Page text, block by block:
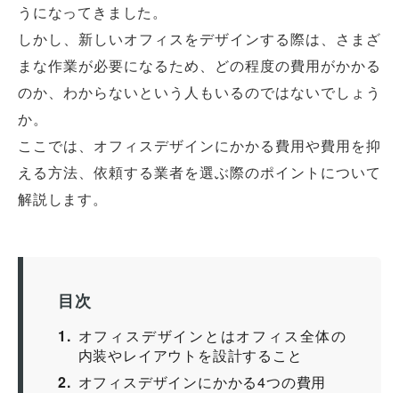
うになってきました。
しかし、新しいオフィスをデザインする際は、さまざ
まな作業が必要になるため、どの程度の費用がかかる
のか、わからないという人もいるのではないでしょう
か。
ここでは、オフィスデザインにかかる費用や費用を抑
える方法、依頼する業者を選ぶ際のポイントについて
解説します。
目次
1
オフィスデザインとはオフィス全体の
内装やレイアウトを設計すること
2
オフィスデザインにかかる4つの費用